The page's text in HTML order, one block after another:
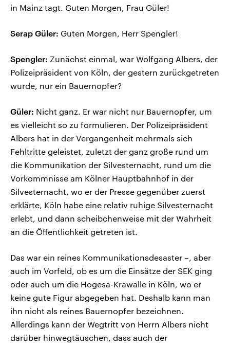
in Mainz tagt. Guten Morgen, Frau Güler!
Serap Güler: Guten Morgen, Herr Spengler!
Spengler: Zunächst einmal, war Wolfgang Albers, der
Polizeipräsident von Köln, der gestern zurückgetreten
wurde, nur ein Bauernopfer?
Güler: Nicht ganz. Er war nicht nur Bauernopfer, um
es vielleicht so zu formulieren. Der Polizeipräsident
Albers hat in der Vergangenheit mehrmals sich
Fehltritte geleistet, zuletzt der ganz große rund um
die Kommunikation der Silvesternacht, rund um die
Vorkommnisse am Kölner Hauptbahnhof in der
Silvesternacht, wo er der Presse gegenüber zuerst
erklärte, Köln habe eine relativ ruhige Silvesternacht
erlebt, und dann scheibchenweise mit der Wahrheit
an die Öffentlichkeit getreten ist.
Das war ein reines Kommunikationsdesaster –, aber
auch im Vorfeld, ob es um die Einsätze der SEK ging
oder auch um die Hogesa-Krawalle in Köln, wo er
keine gute Figur abgegeben hat. Deshalb kann man
ihn nicht als reines Bauernopfer bezeichnen.
Allerdings kann der Wegtritt von Herrn Albers nicht
darüber hinwegtäuschen, dass auch der